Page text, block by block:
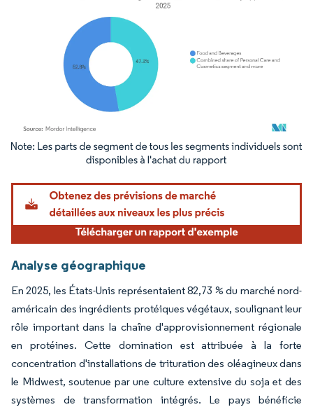
Image © Mordor Intelligence. La réutilisation nécessite une attribution sous CC BY
Analyse géographique
En 2025, les États-Unis représentaient 82,73 % du marché nord-
américain des ingrédients protéiques végétaux, soulignant leur
rôle important dans la chaîne d'approvisionnement régionale
en protéines. Cette domination est attribuée à la forte
concentration d'installations de trituration des oléagineux dans
le Midwest, soutenue par une culture extensive du soja et des
systèmes de transformation intégrés. Le pays bénéficie